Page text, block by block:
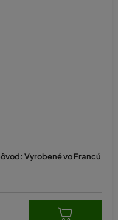
Vyrobené vo Francú